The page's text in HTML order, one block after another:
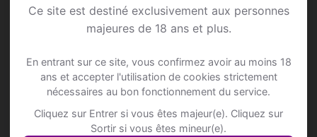
Ce site est destiné exclusivement aux personnes
majeures de 18 ans et plus.
En entrant sur ce site, vous confirmez avoir au moins 18
ans et accepter l'utilisation de cookies strictement
nécessaires au bon fonctionnement du service.
Cliquez sur Entrer si vous êtes majeur(e). Cliquez sur
Sortir si vous êtes mineur(e).
♀ ♀